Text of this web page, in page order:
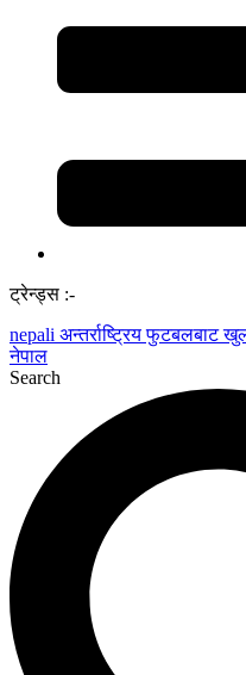
ट्रेन्ड्स :-
nepali अन्तर्राष्ट्रिय फुटबलबाट
नेपाल
Search